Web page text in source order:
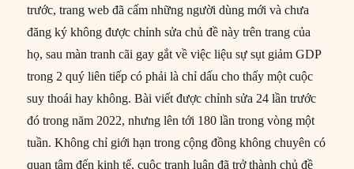
trước, trang web đã cấm những người dùng mới và chưa
đăng ký không được chỉnh sửa chủ đề này trên trang của
họ, sau màn tranh cãi gay gắt về việc liệu sự sụt giảm GDP
trong 2 quý liên tiếp có phải là chỉ dấu cho thấy một cuộc
suy thoái hay không. Bài viết được chỉnh sửa 24 lần trước
đó trong năm 2022, nhưng lên tới 180 lần trong vòng một
tuần. Không chỉ giới hạn trong cộng đồng không chuyên có
quan tâm đến kinh tế, cuộc tranh luận đã trở thành chủ đề